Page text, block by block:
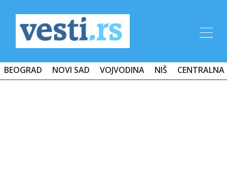
BEOGRAD NOVI SAD VOJVODINA NIŠ CENTRALNA